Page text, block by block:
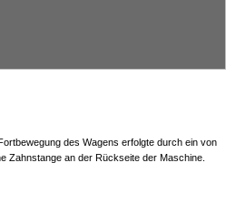
des Wagens erfolgte durch ein von
Zahnstange an der Rückseite der Maschine.